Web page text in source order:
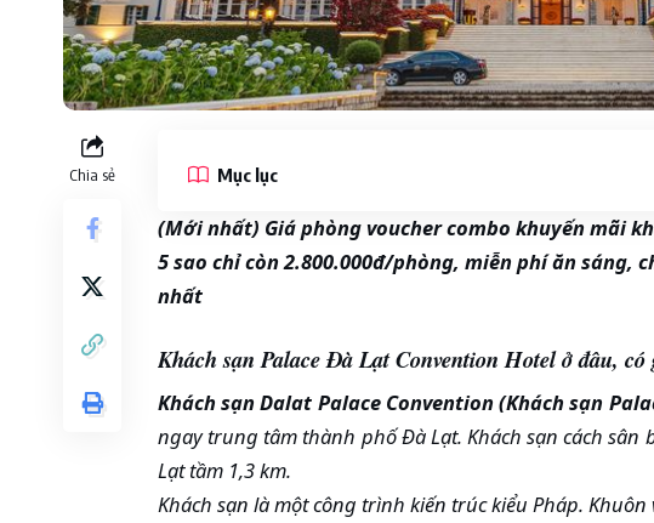
Chia sẻ Mục lục
(Mới nhất) Giá phòng voucher combo khuyến mãi
5 sao chỉ còn 2.800.000đ/phòng, miễn phí ăn
nhất
Khách sạn Palace Đà Lạt Convention Hotel ở đâu, có
Khách sạn Dalat Palace Convention (Khách sạn
ngay trung tâm thành phố Đà Lạt. Khách sạn cách sân
Lạt tầm 1,3 km.
Khách sạn là một công trình kiến trúc kiểu Pháp.